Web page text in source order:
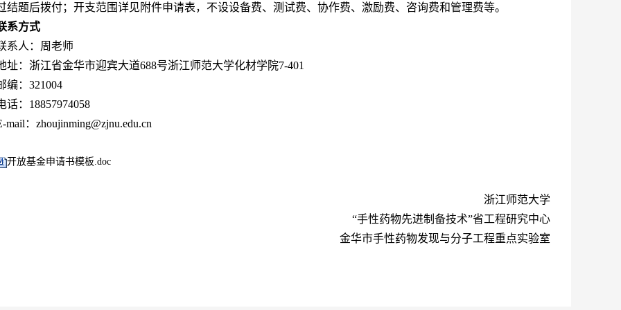
结题后拨付；开支范围详见附件申请表，不设设备费、测试费、协作费、激励费、咨询费和管理费等。
系方式
系人：周老师
址：浙江省金华市迎宾大道688号浙江师范大学化材学院7-401
编： 321004
话： 18857974058
mail ： zhoujinming@zjnu.edu.cn
开放基金申请书模板.doc
浙江师范大学
“手性药物先进制备技术”省工程研究中心
金华市手性药物发现与分子工程重点实验室